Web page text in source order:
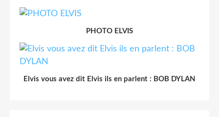
PHOTO ELVIS
Elvis vous avez dit Elvis ils en parlent : BOB DYLAN